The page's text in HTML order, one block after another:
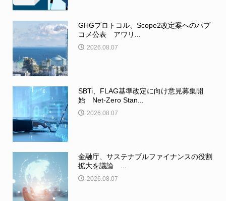
GHGプロトコル、Scope2改定案へのパブ
コメ公表 アワリ...
2026.08.07
SBTi、FLAG基準改定に向け意見募集開
始 Net-Zero Stan...
2026.08.07
金融庁、サステナブルファイナンスの役割
拡大を議論 ...
2026.08.07